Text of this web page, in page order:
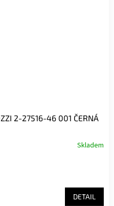
2-27516-46 001 ČERNÁ
Skladem
DETAIL